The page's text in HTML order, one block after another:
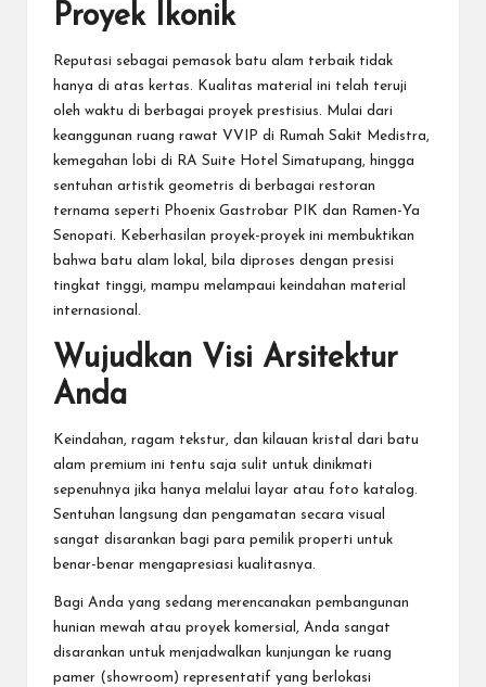
Proyek Ikonik
Reputasi sebagai pemasok batu alam terbaik tidak
hanya di atas kertas. Kualitas material ini telah teruji
oleh waktu di berbagai proyek prestisius. Mulai dari
keanggunan ruang rawat VVIP di Rumah Sakit Medistra,
kemegahan lobi di RA Suite Hotel Simatupang, hingga
sentuhan artistik geometris di berbagai restoran
ternama seperti Phoenix Gastrobar PIK dan Ramen-Ya
Senopati. Keberhasilan proyek-proyek ini membuktikan
bahwa batu alam lokal, bila diproses dengan presisi
tingkat tinggi, mampu melampaui keindahan material
internasional.
Wujudkan Visi Arsitektur
Anda
Keindahan, ragam tekstur, dan kilauan kristal dari batu
alam premium ini tentu saja sulit untuk dinikmati
sepenuhnya jika hanya melalui layar atau foto katalog.
Sentuhan langsung dan pengamatan secara visual
sangat disarankan bagi para pemilik properti untuk
benar-benar mengapresiasi kualitasnya.
Bagi Anda yang sedang merencanakan pembangunan
hunian mewah atau proyek komersial, Anda sangat
disarankan untuk menjadwalkan kunjungan ke ruang
pamer (showroom) representatif yang berlokasi